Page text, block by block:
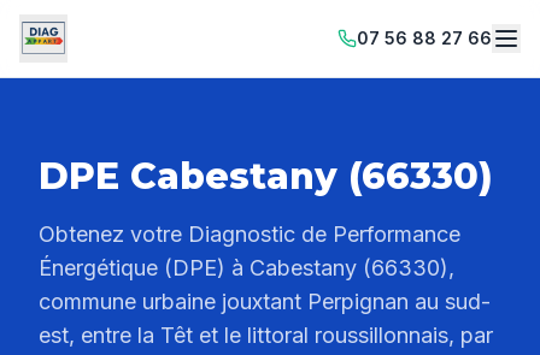
07 56 88 27 66
DPE Cabestany (66330)
Obtenez votre Diagnostic de Performance
Énergétique (DPE) à Cabestany (66330),
commune urbaine jouxtant Perpignan au sud-
est, entre la Têt et le littoral roussillonnais, par